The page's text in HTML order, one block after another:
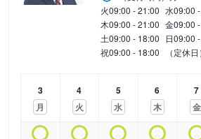
火09:00 - 21:00 水09:00
木09:00 - 21:00 金09:00
土09:00 - 18:00 日09:00
祝09:00 - 18:00 （定休
3
月
4
火
5
水
6
木
7
金